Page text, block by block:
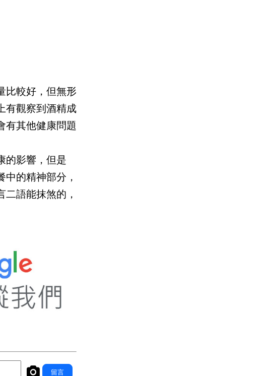
比較好，但無形
有觀察到酒精成
有其他健康問題
的影響，但是
中的精神部分，
語能抹煞的，